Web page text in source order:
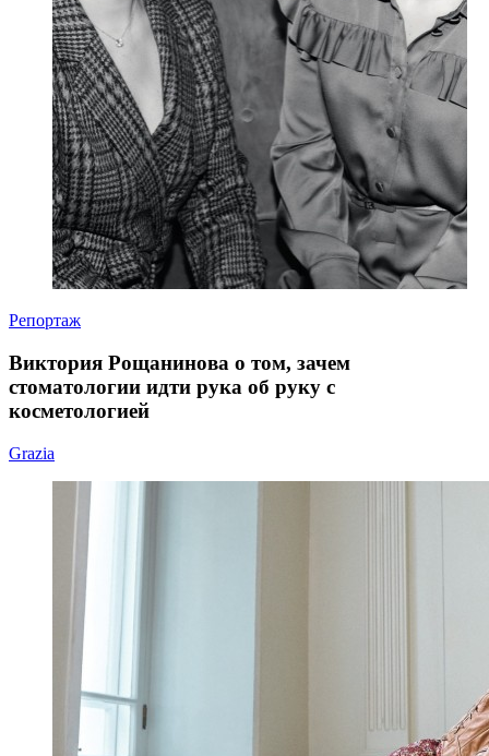
Репортаж
Виктория Рощанинова о том, зачем
стоматологии идти рука об руку с
косметологией
Grazia